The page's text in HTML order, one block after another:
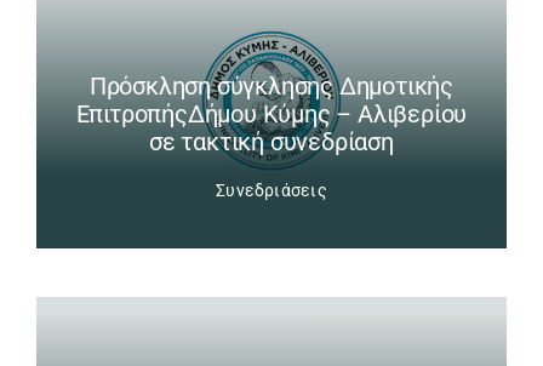
Πρόσκληση σύγκλησης Δημοτικής
ΕπιτροπήςΔήμου Κύμης – Αλιβερίου
σε τακτική συνεδρίαση
Συνεδριάσεις